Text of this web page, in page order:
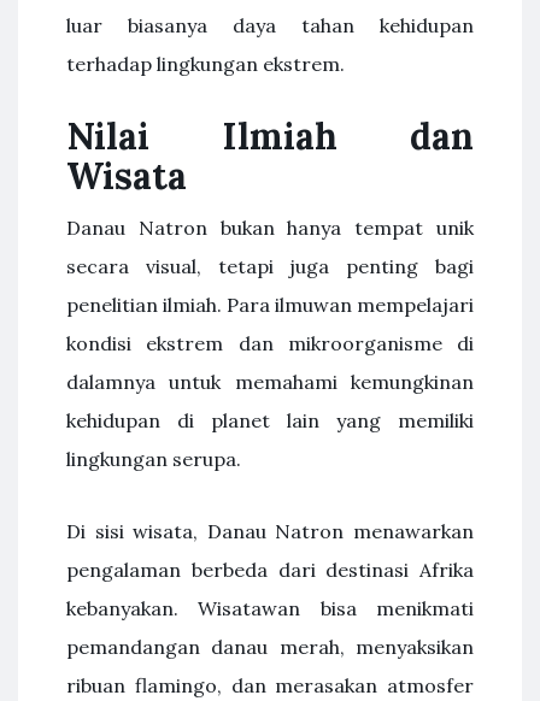
luar biasanya daya tahan kehidupan
terhadap lingkungan ekstrem.
Nilai Ilmiah dan
Wisata
Danau Natron bukan hanya tempat unik
secara visual, tetapi juga penting bagi
penelitian ilmiah. Para ilmuwan mempelajari
kondisi ekstrem dan mikroorganisme di
dalamnya untuk memahami kemungkinan
kehidupan di planet lain yang memiliki
lingkungan serupa.
Di sisi wisata, Danau Natron menawarkan
pengalaman berbeda dari destinasi Afrika
kebanyakan. Wisatawan bisa menikmati
pemandangan danau merah, menyaksikan
ribuan flamingo, dan merasakan atmosfer